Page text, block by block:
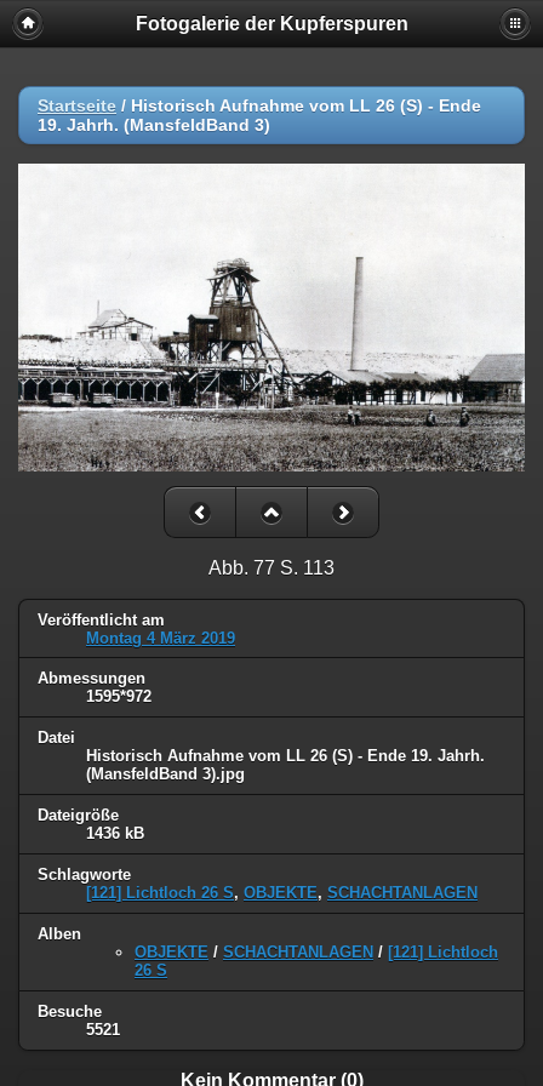
Fotogalerie der Kupferspuren
Startseite / Historisch Aufnahme vom LL 26 (S) - Ende
19. Jahrh. (MansfeldBand 3)
Abb. 77 S. 113
Veröffentlicht am
Montag 4 März 2019
Abmessungen
1595*972
Datei
Historisch Aufnahme vom LL 26 (S) - Ende 19. Jahrh.
(MansfeldBand 3).jpg
Dateigröße
1436 kB
Schlagworte
[121] Lichtloch 26 S, OBJEKTE, SCHACHTANLAGEN
Alben
OBJEKTE / SCHACHTANLAGEN / [121] Lichtloch
26 S
Besuche
5521
Kein Kommentar (0)